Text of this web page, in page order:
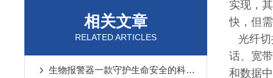
相关文章
RELATED ARTICLES
生物报警器一款守护生命安全的科技哨兵
实现，
快，但
光纤切
话、宽
和数据